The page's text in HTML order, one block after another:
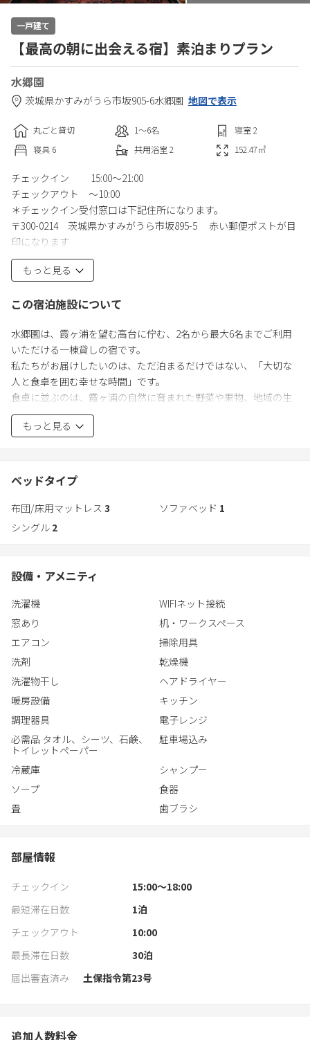
一戸建て
【最高の朝に出会える宿】素泊まりプラン
水郷園
茨城県かすみがうら市坂905-6水郷園 地図で表示
丸ごと貸切 1〜6名 寝室 2
寝具 6 共用浴室 2 152.47㎡
チェックイン 15:00～21:00
チェックアウト ～10:00
＊チェックイン受付窓口は下記住所になります。
〒300-0214 茨城県かすみがうら市坂895-5 赤い郵便ポストが目
印になります
＊3ヶ月先まで予約可
〇サービス
所クラフトビールorかすみがうら産のジュース）/ウェルカムスナ
ック/無料レンタサイクル
詳しくは以下のURLよりご確認ください。
https://suigoen.com
もっと見る
この宿泊施設について
水郷園は、霞ヶ浦を望む高台に佇む、2名から最大6名までご利用
いただける一棟貸しの宿です。
私たちがお届けしたいのは、ただ泊まるだけではない、「大切な
人と食卓を囲む幸せな時間」です。
食卓に並ぶのは、霞ヶ浦の自然に育まれた野菜や果物、地域の生
産者が丹精込めて育てた食材たち。大きな窓の向こうに広がる霞
ヶ浦の景色を眺めながら、家族や友人、パートナーなど大切な人
びとお過ごしいただけます。
みとともに、記憶に残る食卓の時間をお過ごしください。
なります
※内容は季節により変動
※７日前までに要予約
もっと見る
ベッドタイプ
布団/床用マットレス 3 ソファベッド 1
シングル 2
設備・アメニティ
洗濯機
WIFIネット接続
窓あり
机・ワークスペース
エアコン
掃除用具
洗剤
乾燥機
洗濯物干し
ヘアドライヤー
暖房設備
キッチン
調理器具
電子レンジ
必需品 タオル、シーツ、石鹸、
トイレットペーパー
駐車場込み
冷蔵庫
シャンプー
ソープ
食器
畳
歯ブラシ
部屋情報
チェックイン
15:00〜18:00
最短滞在日数
1泊
チェックアウト
10:00
最長滞在日数
30泊
届出審査済み
土保指令第23号
追加人数料金